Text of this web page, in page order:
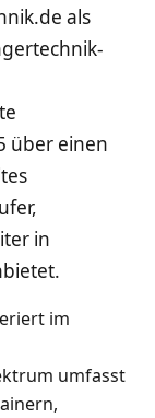
als
über einen
in
im
umfasst